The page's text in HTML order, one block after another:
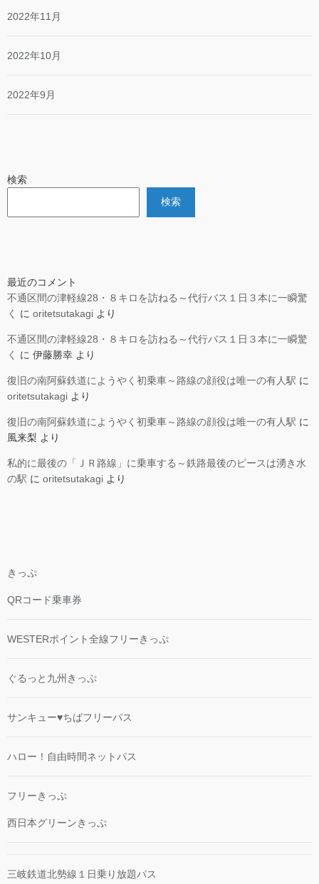
2022年11月
2022年10月
2022年9月
検索
検索
最近のコメント
不通区間の津軽線28・８キロを訪ねる～代行バス１日３本に一瞬驚
く
に oritetsutakagi より
不通区間の津軽線28・８キロを訪ねる～代行バス１日３本に一瞬驚
く
に 伊藤勝幸 より
復旧の南阿蘇鉄道にようやく初乗車～路線の顔役は唯一の有人駅 に
oritetsutakagi より
復旧の南阿蘇鉄道にようやく初乗車～路線の顔役は唯一の有人駅 に
風来梨 より
私的に最後の「ＪＲ路線」に乗車する～鉄路最後のピースは湧き水
の駅 に oritetsutakagi より
きっぷ
QRコード乗車券
WESTERポイント全線フリーきっぷ
ぐるっと九州きっぷ
サンキュー♥ちばフリーパス
ハロー！自由時間ネットパス
フリーきっぷ
西日本グリーンきっぷ
三岐鉄道北勢線１日乗り放題パス